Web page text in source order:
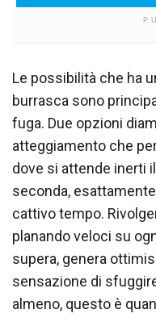
Le possibilità che ha
burrasca sono
fuga. Due opzioni
atteggiamento che
dove si attende inerti
seconda,
cattivo tempo.
planando veloci su
supera, genera
sensazione di
almeno, questo è